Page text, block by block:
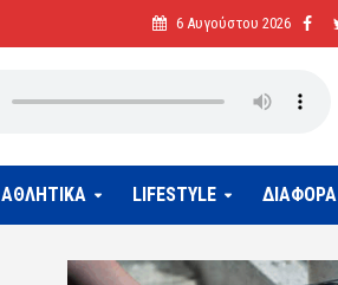
6 Αυγούστου 2026
ΑΘΛΗΤΙΚΑ LIFESTYLE ΔΙΑΦΟΡΑ